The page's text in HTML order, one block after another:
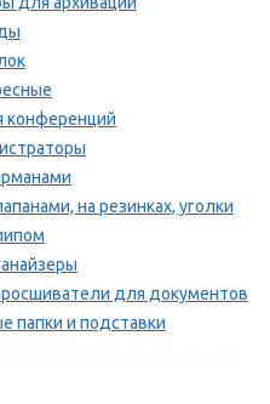
конференций
на резинках, уголки
для документов
папки и подставки